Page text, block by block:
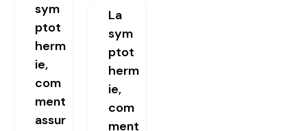
sym
ptot
herm
ie,
com
ment
assur
La
sym
ptot
herm
ie,
com
ment